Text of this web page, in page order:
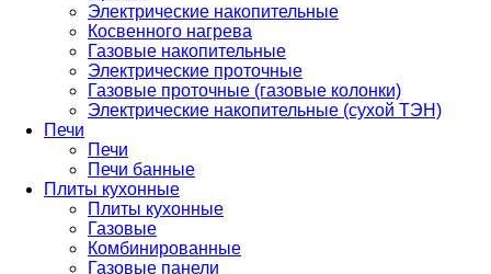
Электрические накопительные
Косвенного нагрева
Газовые накопительные
Электрические проточные
Газовые проточные (газовые колонки)
Электрические накопительные (сухой ТЭН)
Печи
Печи
Печи банные
Плиты кухонные
Плиты кухонные
Газовые
Комбинированные
Газовые панели